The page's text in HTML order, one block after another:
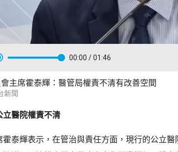
00:00 / 01:46
主席霍泰輝：醫管局權責不清有改善空間
新聞
立醫院權責不清
霍泰輝表示，在管治與責任方面，現行的公立